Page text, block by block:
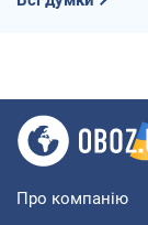
Про компанію